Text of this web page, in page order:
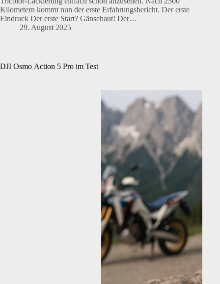
Kilometern kommt nun der erste Erfahrungsbericht. Der erste
Eindruck Der erste Start? Gänsehaut! Der…
29. August 2025
DJI Osmo Action 5 Pro im Test